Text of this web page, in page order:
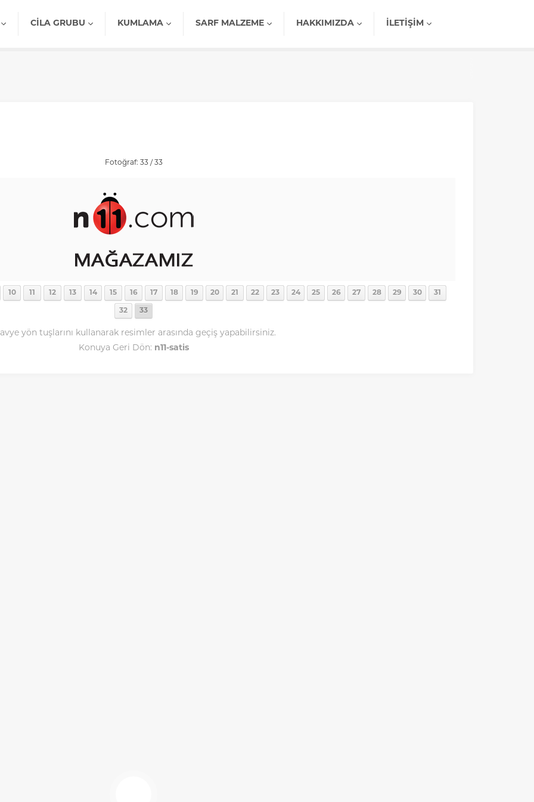
CILA GRUBU KUMLAMA SARF MALZEME HAKKIMIZDA İLETIŞIM
Fotoğraf: 33 / 33
10 11 12 13 14 15 16 17 18 19 20 21 22 23 24 25 26 27 28 29 30 31
32 33
yön tuşlarını kullanarak resimler arasında geçiş yapabilirsiniz.
Konuya Geri Dön: n11-satis